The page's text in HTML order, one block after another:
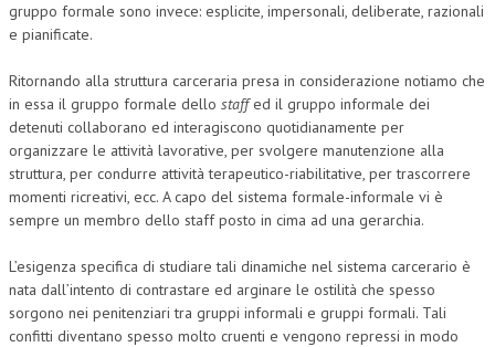
gruppo formale sono invece: esplicite, impersonali, deliberate, razionali
e pianificate.
Ritornando alla struttura carceraria presa in considerazione notiamo che
in essa il gruppo formale dello staffed il gruppo informale dei
detenuti collaborano ed interagiscono quotidianamente per
organizzare le attività lavorative, per svolgere manutenzione alla
struttura, per condurre attività terapeutico-riabilitative, per trascorrere
momenti ricreativi, ecc. A capo del sistema formale-informale vi è
sempre un membro dello staff posto in cima ad una gerarchia.
L’esigenza specifica di studiare tali dinamiche nel sistema carcerario è
nata dall’intento di contrastare ed arginare le ostilità che spesso
sorgono nei penitenziari tra gruppi informali e gruppi formali. Tali
confitti diventano spesso molto cruenti e vengono repressi in modo